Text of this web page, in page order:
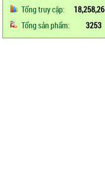
Tổng truy cập:
Tổng sản phẩm:
3253